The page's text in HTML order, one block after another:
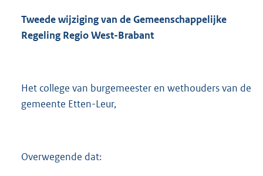
Tweede wijziging van de Gemeenschappelijke
Regeling Regio West-Brabant
Het college van burgemeester en wethouders van de
gemeente Etten-Leur,
Overwegende dat: